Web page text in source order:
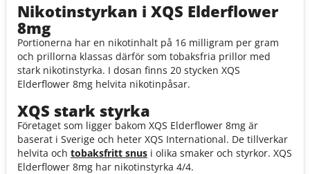
Nikotinstyrkan i XQS Elderflower
8mg
Portionerna har en nikotinhalt på 16 milligram per gram
och prillorna klassas därför som tobaksfria prillor med
stark nikotinstyrka. I dosan finns 20 stycken XQS
Elderflower 8mg helvita nikotinpåsar.
XQS stark styrka
Företaget som ligger bakom XQS Elderflower 8mg är
baserat i Sverige och heter XQS International. De tillverkar
helvita och tobaksfritt snus i olika smaker och styrkor. XQS
Elderflower 8mg har nikotinstyrka 4/4.